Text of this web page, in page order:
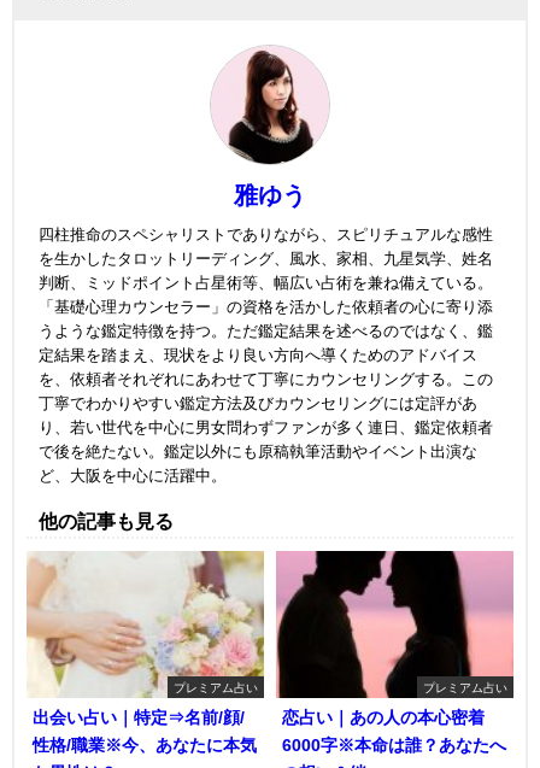
雅ゆう
四柱推命のスペシャリストでありながら、スピリチュアルな感性
を生かしたタロットリーディング、風水、家相、九星気学、姓名
判断、ミッドポイント占星術等、幅広い占術を兼ね備えている。
「基礎心理カウンセラー」の資格を活かした依頼者の心に寄り添
うような鑑定特徴を持つ。ただ鑑定結果を述べるのではなく、鑑
定結果を踏まえ、現状をより良い方向へ導くためのアドバイス
を、依頼者それぞれにあわせて丁寧にカウンセリングする。この
丁寧でわかりやすい鑑定方法及びカウンセリングには定評があ
り、若い世代を中心に男女問わずファンが多く連日、鑑定依頼者
で後を絶たない。鑑定以外にも原稿執筆活動やイベント出演な
ど、大阪を中心に活躍中。
他の記事も見る
プレミアム占い
出会い占い｜特定⇒名前/顔/
性格/職業※今、あなたに本気
プレミアム占い
恋占い｜あの人の本心密着
6000字※本命は誰？あなたへ